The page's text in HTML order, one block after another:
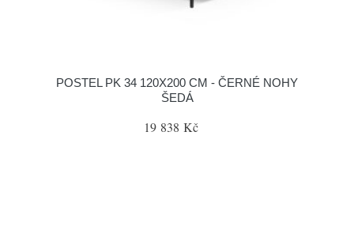
POSTEL PK 34 120X200 CM - ČERNÉ NOHY
ŠEDÁ
19 838 Kč